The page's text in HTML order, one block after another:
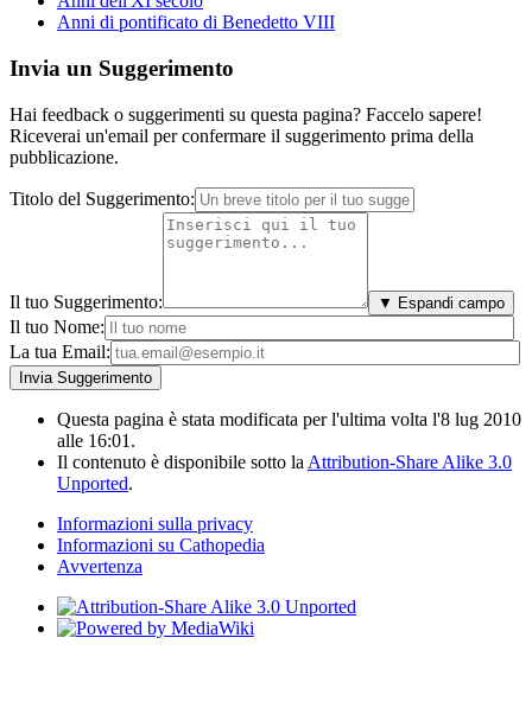
Anni di pontificato di Benedetto VIII
Invia un Suggerimento
Hai feedback o suggerimenti su questa pagina? Faccelo sapere!
Riceverai un'email per confermare il suggerimento prima della
pubblicazione.
Titolo del Suggerimento:
Il tuo Suggerimento: ▼ Espandi campo
Il tuo Nome:
La tua Email:
Questa pagina è stata modificata per l'ultima volta l'8 lug 2010
alle 16:01.
Il contenuto è disponibile sotto la Attribution-Share Alike 3.0
Unported.
Informazioni sulla privacy
Informazioni su Cathopedia
Avvertenza